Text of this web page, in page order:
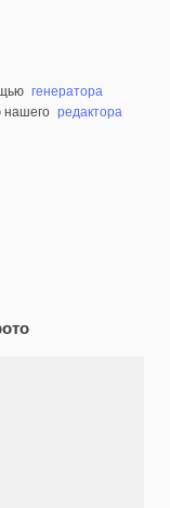
генератора
нашего редактора